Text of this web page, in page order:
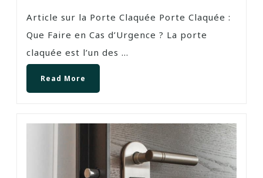
Article sur la Porte Claquée Porte Claquée :
Que Faire en Cas d’Urgence ? La porte
claquée est l’un des ...
Read More